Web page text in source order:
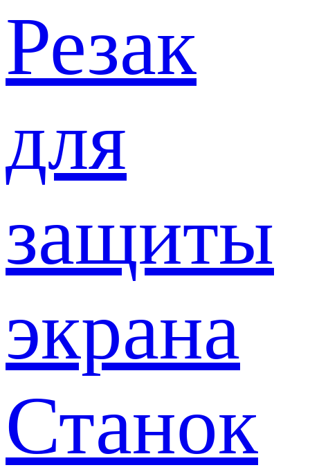
Резак
для
защиты
экрана
Станок